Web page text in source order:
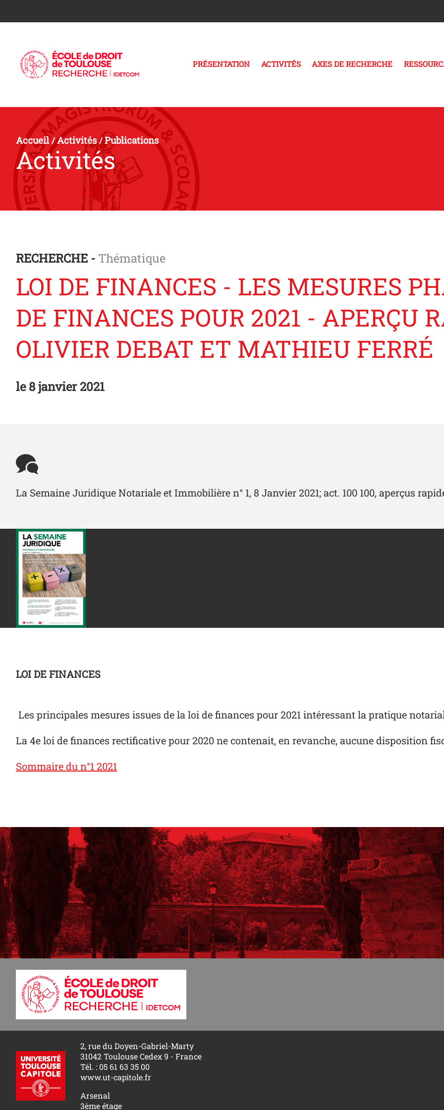
PRÉSENTATION ACTIVITÉS AXES DE RECHERCHE
Accueil/Activités/Publications
Activités
RECHERCHE - Thématique
LOI DE FINANCES - LES MESURES
DE FINANCES POUR 2021 - APERÇU
OLIVIER DEBAT ET MATHIEU FERRÉ
le8 janvier 2021
La Semaine Juridique Notariale et Immobilière n° 1, 8 Janvier 2021; act. 100 100, aperçus
LOI DE FINANCES
Les principales mesures issues de la loi de finances pour 2021 intéressant la pratique
La 4e loi de finances rectificative pour 2020 ne contenait, en revanche, aucune disposition
Sommaire du n°1 2021
2, rue du Doyen-Gabriel-Marty
31042 Toulouse Cedex 9 - France
Tél. : 05 61 63 35 00
www.ut-capitole.fr
Arsenal
3ème étage